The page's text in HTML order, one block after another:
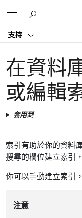
支持
在資料
或編輯
套用到
索引有助於你的資料
搜尋的欄位建立索引
你可以手動建立索引
注意